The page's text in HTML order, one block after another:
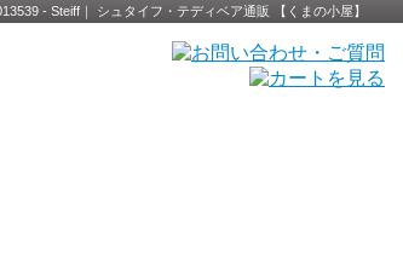
- Steiff｜ シュタイフ・テディベア通販 【くまの小屋】